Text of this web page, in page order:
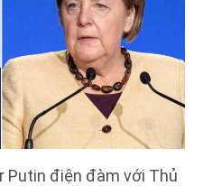
Putin điện đàm với Thủ